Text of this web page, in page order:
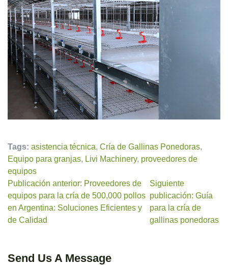
Tags: asistencia técnica, Cría de Gallinas Ponedoras,
Equipo para granjas, Livi Machinery, proveedores de
equipos
Publicación anterior: Proveedores de
equipos para la cría de 500,000 pollos
en Argentina: Soluciones Eficientes y
de Calidad
Siguiente
publicación: Guía
para la cría de
gallinas ponedoras
Send Us A Message